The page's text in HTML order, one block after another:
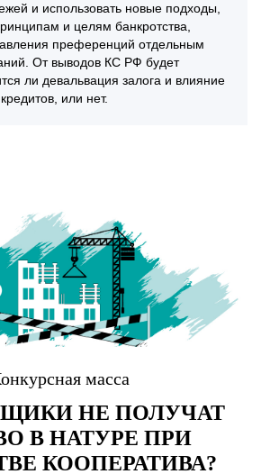
и использовать новые подходы,
и целям банкротства,
преференций отдельным
От выводов КС РФ будет
ли девальвация залога и влияние
или нет.
масса
НЕ ПОЛУЧАТ
В НАТУРЕ ПРИ
КООПЕРАТИВА?